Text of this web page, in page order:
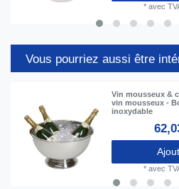
* avec
Vous pourriez aussi être
Vin mousseux &
vin mousseux -
inoxydable
* avec